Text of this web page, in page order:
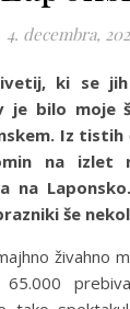
4. decembra,
je bilo moje
Iz
na izlet
na
še
živahno